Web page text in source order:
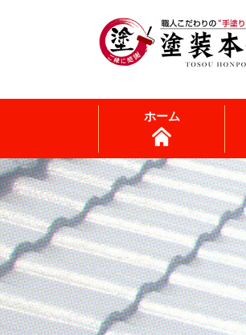
ホーム